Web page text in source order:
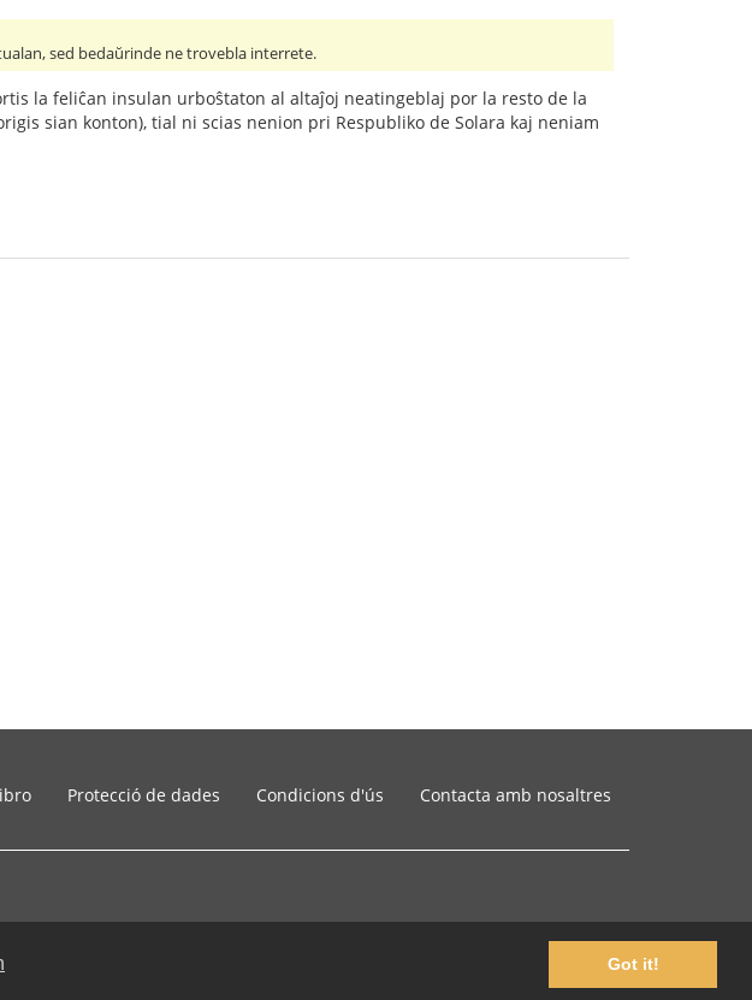
Got it!
sed bedaŭrinde ne trovebla interrete.
la feliĉan insulan urboŝtaton al altaĵoj neatingeblaj por la resto de la
sian konton), tial ni scias nenion pri Respubliko de Solara kaj neniam
Protecció de dades Condicions d'ús Contacta amb nosaltres